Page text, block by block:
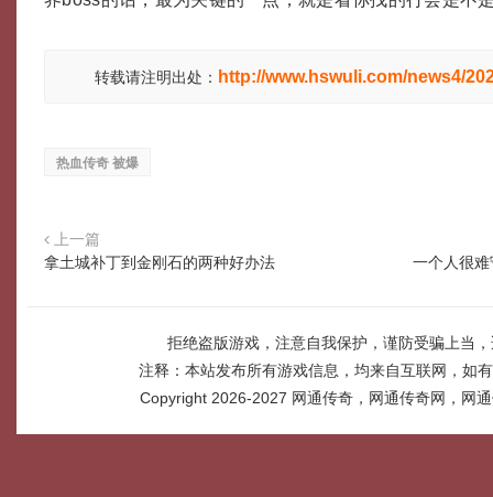
转载请注明出处： http://www.hswuli.com/news4/
热血传奇 被爆
上一篇
拿土城补丁到金刚石的两种好办法
一个人很
拒绝盗版游戏，注意自我保护，谨防受骗上当
注释：本站发布所有游戏信息，均来自互联网，如
Copyright 2026-2027 网通传奇，网通传奇网，网